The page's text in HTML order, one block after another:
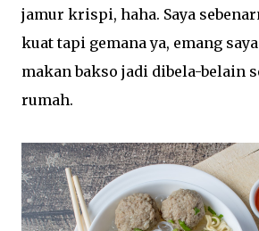
jamur krispi, haha. Saya
kuat tapi gemana ya, emang
makan bakso jadi dibela-belain
rumah.